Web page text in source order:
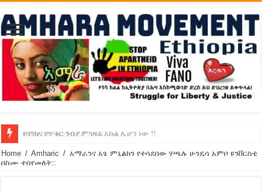
የባንክና የጥቁር ገብያ ምንዛሬ እኩል ሊሆን ነው !!
አሸንፈናል ! እንኳን ደስ አለን!
Home / Amharic / አማራንና አፄ ምኒልክን የተሳደበው ሃጫሉ ሁንዴሳ አምቦ ዩንቨርስቲ
በስሙ ተሰየመለት::